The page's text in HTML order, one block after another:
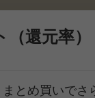
還元率）
とめ買いでさ